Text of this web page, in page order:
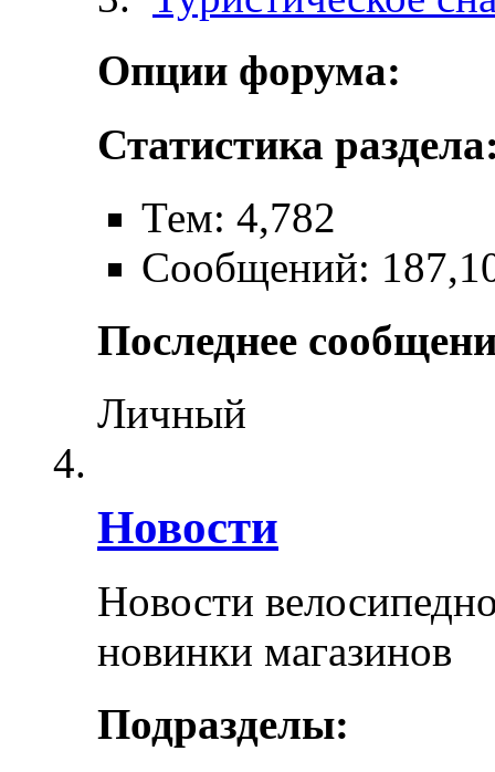
Опции форума:
Статистика
Тем: 4,782
Сообщений:
Последнее
Личный
Новости
Новости
новинки магазинов
Подразделы: